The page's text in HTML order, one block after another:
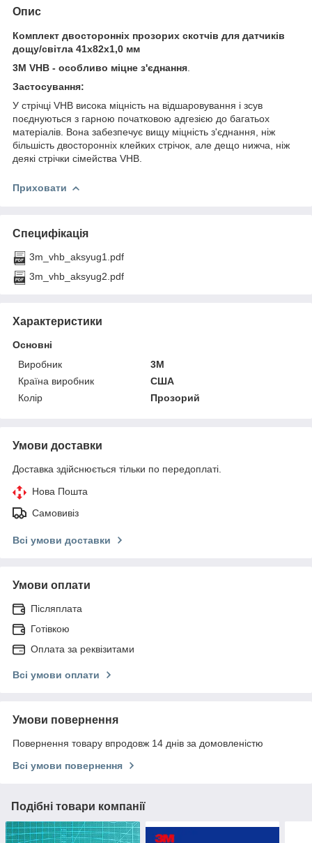
Опис
Комплект двосторонніх прозорих скотчів для датчиків
дощу/світла 41х82х1,0 мм
3M VHB - особливо міцне з'єднання
Застосування:
У стрічці VHB висока міцність на відшаровування і зсув
поєднуються з гарною початковою адгезією до багатьох
матеріалів. Вона забезпечує вищу міцність з'єднання, ніж
більшість двосторонніх клейких стрічок, але дещо нижча, ніж
деякі стрічки сімейства VHB.
Приховати
Специфікація
3m_vhb_aksyug1.pdf
3m_vhb_aksyug2.pdf
Характеристики
Основні
Виробник
3М
Країна виробник
США
Колір
Прозорий
Умови доставки
Доставка здійснюється тільки по передоплаті.
Нова Пошта
Самовивіз
Всі умови доставки
Умови оплати
Післяплата
Готівкою
Оплата за реквізитами
Всі умови оплати
Умови повернення
Повернення товару впродовж 14 днів за домовленістю
Всі умови повернення
Подібні товари компанії